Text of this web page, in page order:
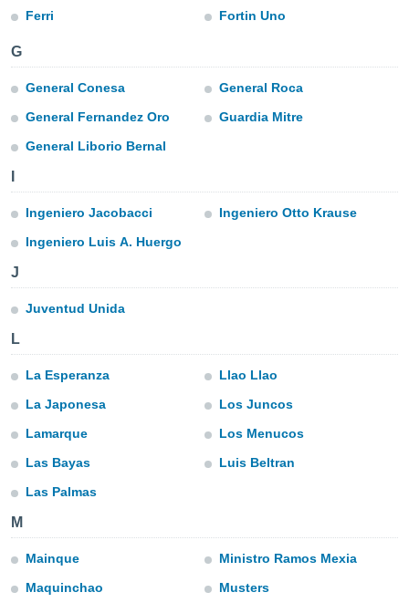
cookies
a
a
a
caso,
não
cookies
ou
de
Ferri Fortin Uno
G
General Conesa
General Fernandez Oro
General Liborio Bernal
General Roca
Guardia Mitre
Ingeniero Jacobacci
Ingeniero Luis A. Huergo
Ingeniero Otto Krause
J
Juventud Unida
L
La Esperanza
La Japonesa
Lamarque
Las Bayas
Las Palmas
Llao Llao
Los Juncos
Los Menucos
Luis Beltran
M
Mainque
Maquinchao
Ministro Ramos Mexia
Musters